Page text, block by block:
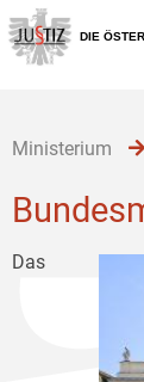
Zur
[1]
Zum
Inhalt
[2]
Zum
Untermenü
[3]
DIE
Ministerium
Das